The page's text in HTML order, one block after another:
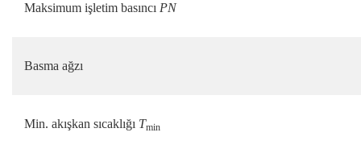
Maksimum işletim basıncı PN
Basma ağzı
Min. akışkan sıcaklığı Tmin